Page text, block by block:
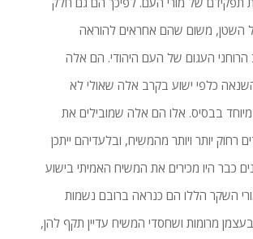
השטן, משום שהם אחראים להוראה
הרוחני העגום של העם היהודי. הם אלה
כלפי ישוע בקרב אלה שאולי לא
בבסיס. אלו הם אלה שמובילים את
רחוק יותר ויותר מהמשיח, ובלעדיהם ייתכן
כבר היו מכירים את המשיח האמיתי בישוע
השקר הללו הם כנראה ברובם נשמות
מרומות ושחסדי המשיח עדיין תקף להן,